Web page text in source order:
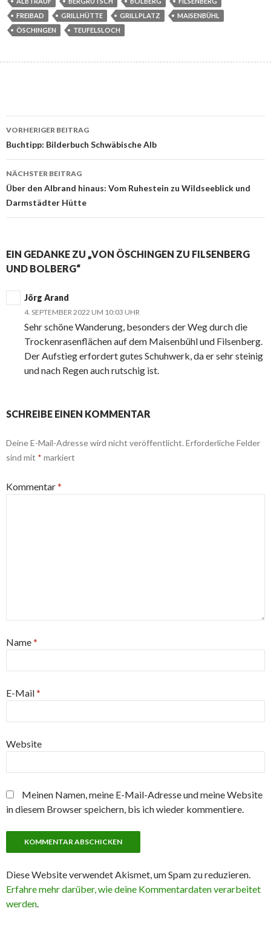
FREIBAD
GRILLHÜTTE GRILLPLATZ
MAISENBÜHL
ÖSCHINGEN
TEUFELSLOCH
Beitrags-
Navigation
VORHERIGER BEITRAG
Buchtipp: Bilderbuch Schwäbische Alb
NÄCHSTER BEITRAG
Über den Albrand hinaus: Vom Ruhestein zu Wildseeblick und
Darmstädter Hütte
EIN GEDANKE ZU „VON ÖSCHINGEN ZU FILSENBERG
UND BOLBERG“
Jörg Arand
4. SEPTEMBER 2022 UM 10:03 UHR
Sehr schöne Wanderung, besonders der Weg durch die
Trockenrasenflächen auf dem Maisenbühl und Filsenberg.
Der Aufstieg erfordert gutes Schuhwerk, da er sehr steinig
und nach Regen auch rutschig ist.
SCHREIBE EINEN KOMMENTAR
Deine E-Mail-Adresse wird nicht veröffentlicht. Erforderliche Felder
sind mit * markiert
Kommentar*
Name*
E-Mail*
Website
Meinen Namen, meine E-Mail-Adresse und meine Website
in diesem Browser speichern, bis ich wieder kommentiere.
Diese Website verwendet Akismet, um Spam zu reduzieren.
Erfahre mehr darüber, wie deine Kommentardaten verarbeitet
werden.